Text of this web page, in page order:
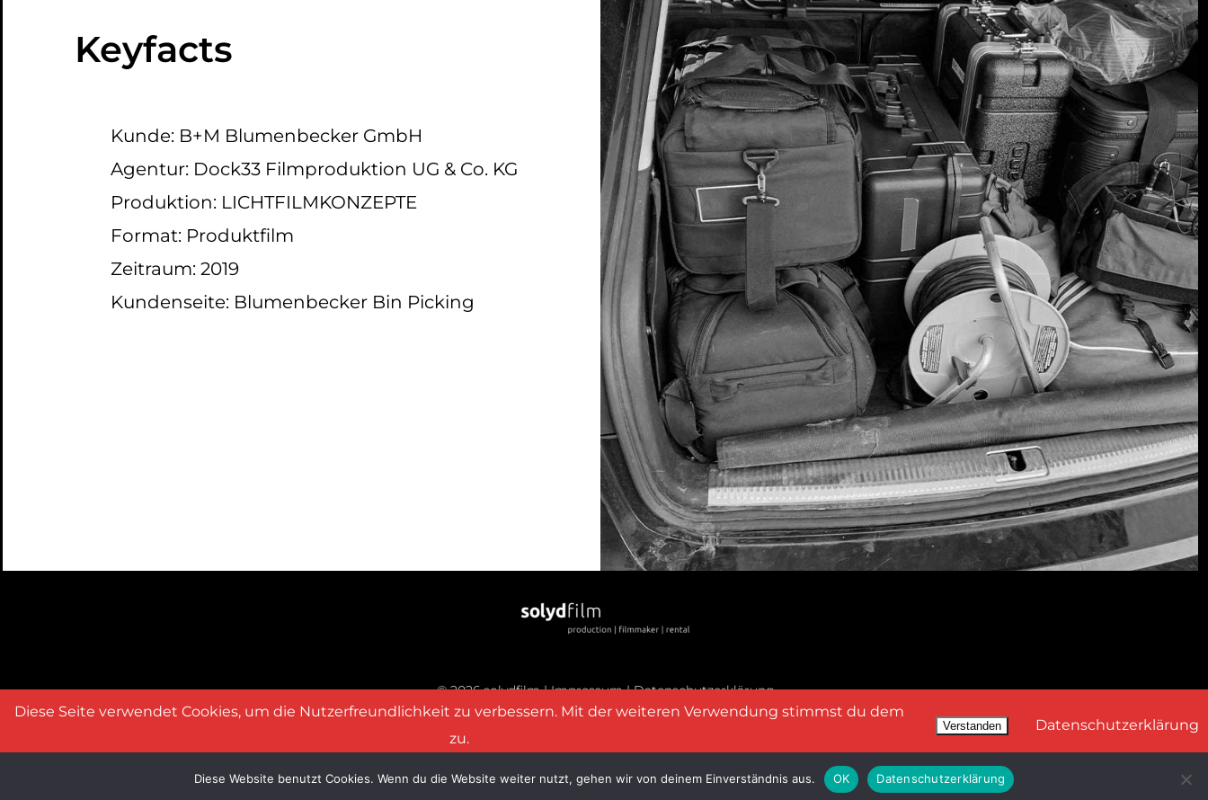
Keyfacts
Kunde: B+M Blumenbecker GmbH
Agentur: Dock33 Filmproduktion UG & Co. KG
Produktion: LICHTFILMKONZEPTE
Format: Produktfilm
Zeitraum: 2019
Kundenseite: Blumenbecker Bin Picking
© 2026 solydfilm |Impressum|Datenschutzerklärung
Diese Seite verwendet Cookies, um die Nutzerfreundlichkeit zu verbessern. Mit der weiteren Verwendung stimmst du dem
zu.
Verstanden Datenschutzerklärung
Diese Website benutzt Cookies. Wenn du die Website weiter nutzt, gehen wir von deinem Einverständnis aus. OK Datenschutzerklärung